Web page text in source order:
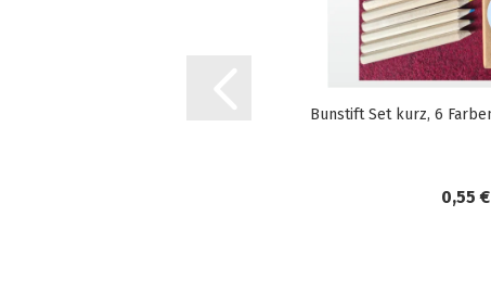
Bunstift Set kurz, 6
0,55 €